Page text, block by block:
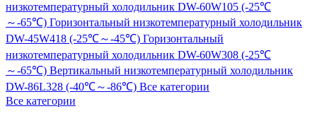
низкотемпературный холодильник DW-60W105 (-25℃
～-65℃) Горизонтальный низкотемпературный холодильник
DW-45W418 (-25℃～-45℃) Горизонтальный
низкотемпературный холодильник DW-60W308 (-25℃
～-65℃) Вертикальный низкотемпературный холодильник
DW-86L328 (-40℃～-86℃) Все категории
Все категории